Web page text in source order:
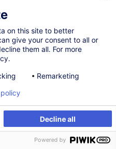
de la Performance
et Supply Chain
Cours du jour
on this site to better
give your consent to all or
them all. For more
Remarketing
Decline all
Powered by